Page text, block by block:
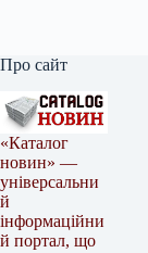
Про сайт
«Каталог
новин» —
універсальни
й
інформаційни
й портал, що